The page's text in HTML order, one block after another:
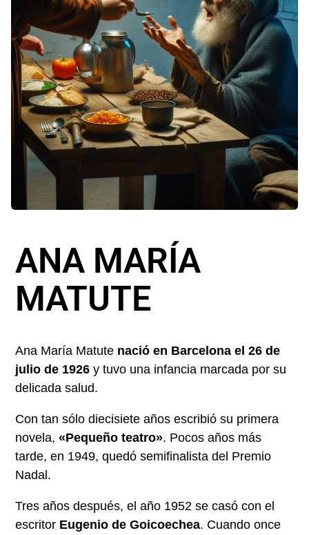
ANA MARÍA
MATUTE
Ana María Matute nació en Barcelona el 26 de
julio de 1926 y tuvo una infancia marcada por su
delicada salud.
Con tan sólo diecisiete años escribió su primera
novela,«Pequeño teatro». Pocos años más
tarde, en 1949, quedó semifinalista del Premio
Nadal.
Tres años después, el año 1952 se casó con el
escritor Eugenio de Goicoechea. Cuando once